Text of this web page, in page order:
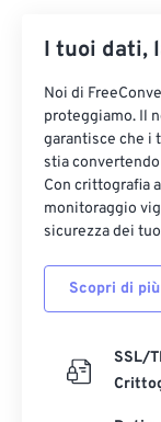
I tuoi dati,
Noi di
proteggiamo. Il
garantisce che i
stia
Con crittografia
monitoraggio
sicurezza dei
Scopri di
SSL/